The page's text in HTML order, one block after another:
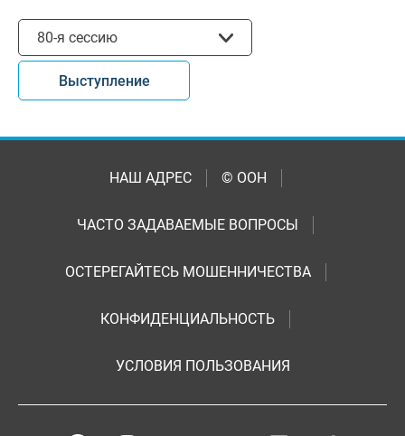
80-я сессию
Выступление
НАШ АДРЕС © ООН
ЧАСТО ЗАДАВАЕМЫЕ ВОПРОСЫ
ОСТЕРЕГАЙТЕСЬ МОШЕННИЧЕСТВА
КОНФИДЕНЦИАЛЬНОСТЬ
УСЛОВИЯ ПОЛЬЗОВАНИЯ